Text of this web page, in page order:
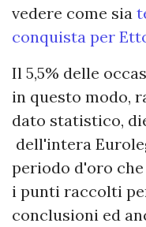
vedere come sia
conquista per
Il 5,5% delle
in questo modo,
dato statistico,
dell'intera
periodo d'oro che
i punti raccolti
conclusioni ed